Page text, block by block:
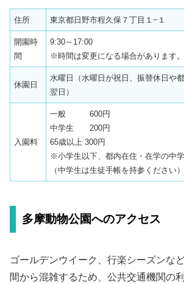
住所 東京都日野市程久保７丁目１−１
開園時
間
9:30～17:00
※時間は変更になる場合があります。
休園日
水曜日（水曜日が祝日、振替休日や
翌日）
入園料
一般 600円
中学生 200円
65歳以上 300円
※小学生以下、都内在住・在学の中
（中学生は生徒手帳を持参ください）
多摩動物公園へのアクセス
ゴールデンウイーク、行楽シーズンな
間から混雑するため、公共交通機関の